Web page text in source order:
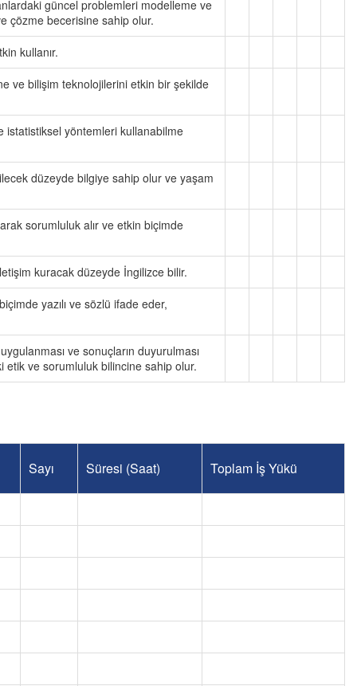
güncel problemleri modelleme ve
çözme becerisine sahip olur.
kullanır.
ve bilişim teknolojilerini etkin bir şekilde
istatistiksel yöntemleri kullanabilme
düzeyde bilgiye sahip olur ve yaşam
sorumluluk alır ve etkin biçimde
kuracak düzeyde İngilizce bilir.
yazılı ve sözlü ifade eder,
ve sonuçların duyurulması
ve sorumluluk bilincine sahip olur.
Sayı Süresi (Saat) Toplam İş Yükü